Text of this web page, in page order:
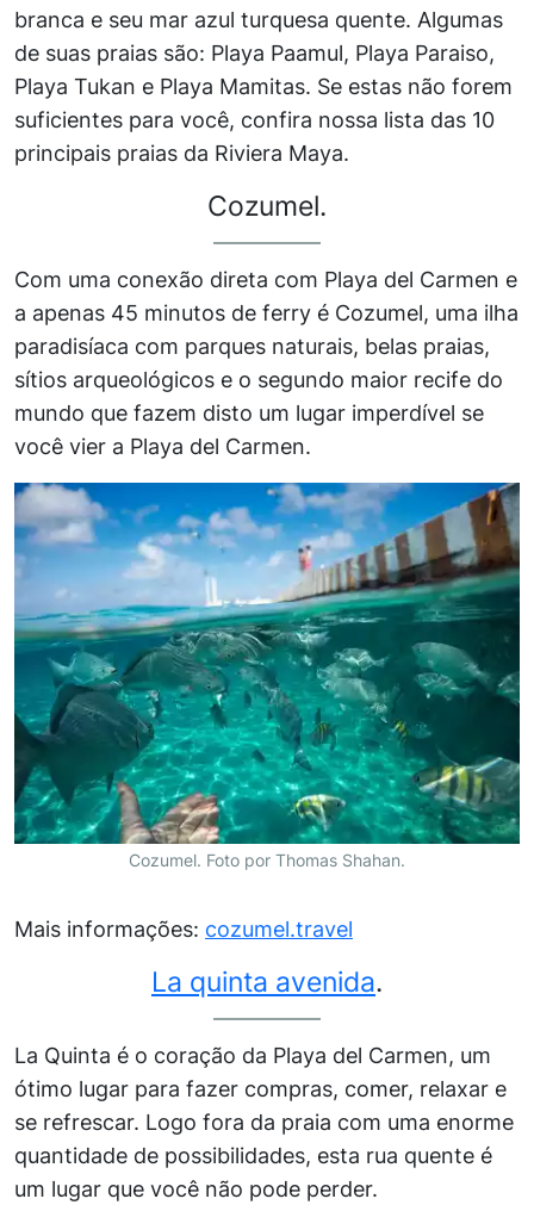
branca e seu mar azul turquesa quente. Algumas
de suas praias são: Playa Paamul, Playa Paraiso,
Playa Tukan e Playa Mamitas. Se estas não forem
suficientes para você, confira nossa lista das 10
principais praias da Riviera Maya.
Cozumel.
Com uma conexão direta com Playa del Carmen e
a apenas 45 minutos de ferry é Cozumel, uma ilha
paradisíaca com parques naturais, belas praias,
sítios arqueológicos e o segundo maior recife do
mundo que fazem disto um lugar imperdível se
você vier a Playa del Carmen.
Cozumel. Foto por Thomas Shahan.
Mais informações: cozumel.travel
La quinta avenida.
La Quinta é o coração da Playa del Carmen, um
ótimo lugar para fazer compras, comer, relaxar e
se refrescar. Logo fora da praia com uma enorme
quantidade de possibilidades, esta rua quente é
um lugar que você não pode perder.